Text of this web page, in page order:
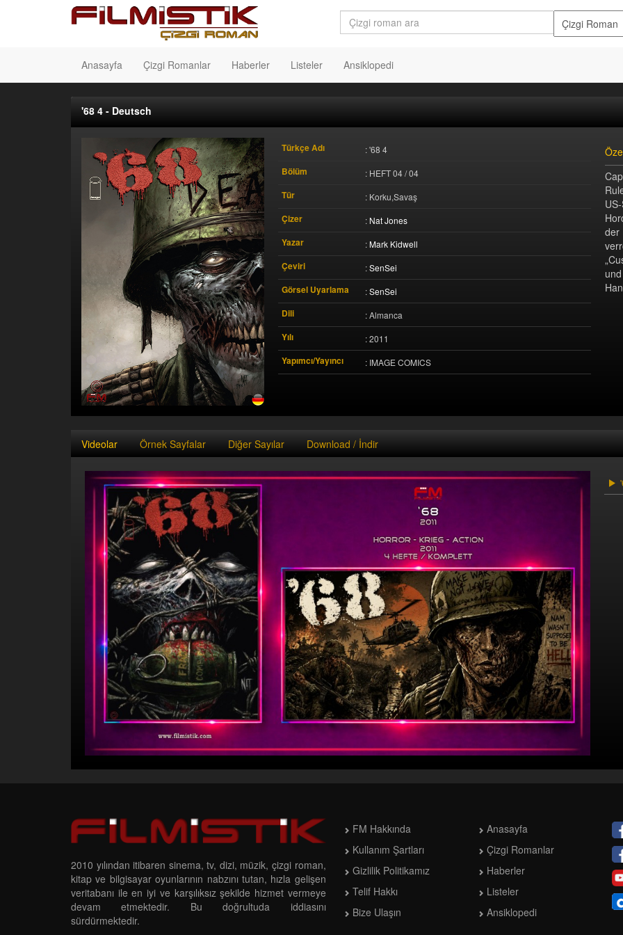
Anasayfa Çizgi Romanlar Haberler Listeler Ansiklopedi
'68 4 - Deutsch
Türkçe Adı : '68 4
Bölüm : HEFT 04 / 04
Tür : Korku,Savaş
Çizer : Nat Jones
Yazar : Mark Kidwell
Çeviri :SenSei
Görsel Uyarlama :SenSei
Dili : Almanca
Yılı : 2011
Yapımcı/Yayıncı : IMAGE COMICS
Videolar Örnek Sayfalar Diğer Sayılar Download / İndir
2010 yılından itibaren sinema, tv, dizi, müzik, çizgi roman,
kitap ve bilgisayar oyunlarının nabzını tutan, hızla gelişen
veritabanı ile en iyi ve karşılıksız şekilde hizmet vermeye
devam etmektedir. Bu doğrultuda iddiasını
sürdürmektedir.
FM Hakkında
Kullanım Şartları
Gizlilik Politikamız
Telif Hakkı
Bize Ulaşın
Anasayfa
Çizgi Romanlar
Haberler
Listeler
Ansiklopedi